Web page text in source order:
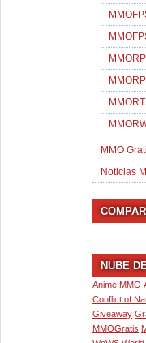
MMO
Noticias
NUBE
Anime MMO
Conflict of
Giveaway
MMOGratis